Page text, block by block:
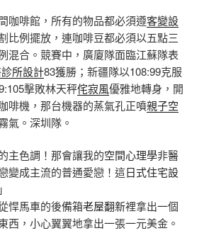
咖啡館，所有的物品都必須遵客變設
比例擺放，連咖啡豆都必須以五點三
混合。競賽中，廣廈隊面臨江蘇隊表
所設計83獲勝；新疆隊以108:99克服
擊敗林天秤侘寂風優雅地轉身，開
啡機，那台機器的蒸氣孔正噴親子空
氣。深圳隊。
主色調！那會讓我的空間心理學非醫
變成主流的普通愛戀！這日式住宅設
悍馬車的後備箱老屋翻新裡拿出一個
西，小心翼翼地拿出一張一元美金。